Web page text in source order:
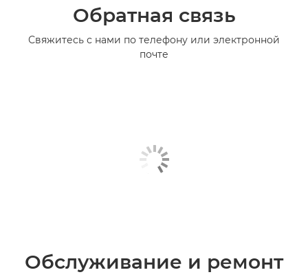
Обратная связь
Свяжитесь с нами по телефону или электронной
почте
Обслуживание и ремонт